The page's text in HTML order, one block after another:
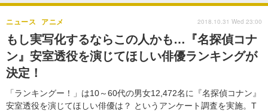
ゲーム・アプリ マンガ
グッズ イベント
舞台 新帝スタ
特集一覧 カバー
ラキりす
連載マンガ
連載マンガ一覧 連載一覧
番組・動画
番組・動画一覧 ラジオ
連載・ブログ
編集部ブログ・お知らせ
もし実写化するならこの人かも…『名探偵コナ
ン』安室透役を演じてほしい俳優ランキングが
決定！
「ランキングー！」は10～60代の男女12,472名に『名探偵コナン』
安室透役を演じてほしい俳優は？ というアンケート調査を実施。T
ニュース アニメ 2018.10.31 Wed 23:00